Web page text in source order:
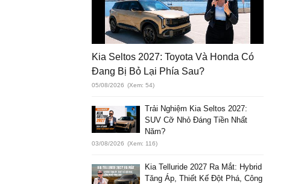
Kia Seltos 2027: Toyota Và Honda Có
Đang Bị Bỏ Lại Phía Sau?
05/08/2026 (Xem: 54)
Trải Nghiệm Kia Seltos 2027:
SUV Cỡ Nhỏ Đáng Tiền Nhất
Năm?
03/08/2026 (Xem: 116)
Kia Telluride 2027 Ra Mắt: Hybrid
Tăng Áp, Thiết Kế Đột Phá, Công